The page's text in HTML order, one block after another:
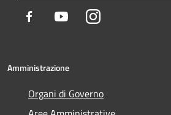
Facebook YoutubeInstagram
Amministrazione
Organi di Governo